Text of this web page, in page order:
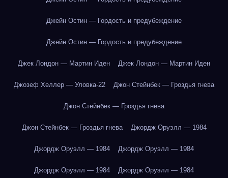
Джейн Остин — Гордость и предубеждение
Джейн Остин — Гордость и предубеждение
Джек Лондон — Мартин Иден Джек Лондон — Мартин Иден
Джозеф Хеллер — Уловка-22 Джон Стейнбек — Гроздья гнева
Джон Стейнбек — Гроздья гнева
Джон Стейнбек — Гроздья гнева Джордж Оруэлл — 1984
Джордж Оруэлл — 1984 Джордж Оруэлл — 1984
Джордж Оруэлл — 1984 Джордж Оруэлл — 1984